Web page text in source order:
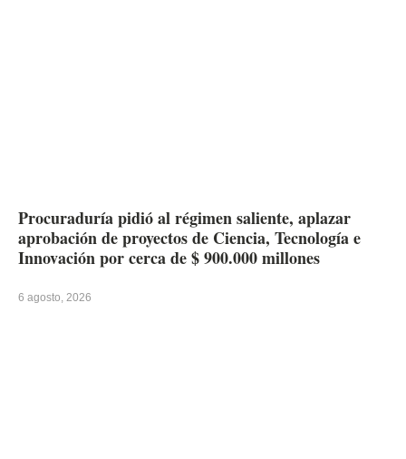
Procuraduría pidió al régimen saliente, aplazar
aprobación de proyectos de Ciencia, Tecnología e
Innovación por cerca de $ 900.000 millones
6 agosto, 2026